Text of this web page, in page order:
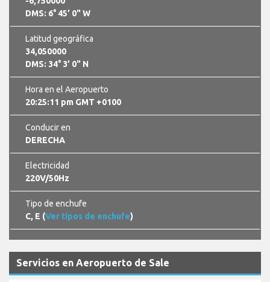
DMS: 6° 45’ 0" W
Latitud geográfica
34,050000
DMS: 34° 3’ 0" N
Hora en el Aeropuerto
20:25:12 pm GMT +0100
Conducir en
DERECHA
Electricidad
220V/50Hz
Tipo de enchufe
C, E (Ver tipos de enchufe)
Servicios en Aeropuerto de Sale